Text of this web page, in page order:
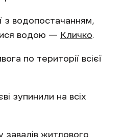
з водопостачанням,
водою — Кличко.
по території всієї
зупинили на всіх
завалів житлового